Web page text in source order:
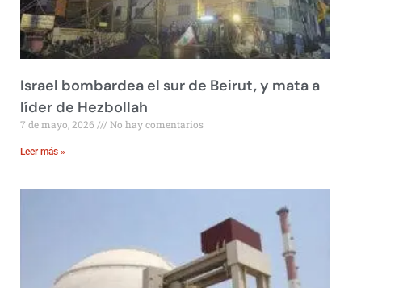
Israel bombardea el sur de Beirut, y mata a
líder de Hezbollah
7 de mayo, 2026 No hay comentarios
Leer más »